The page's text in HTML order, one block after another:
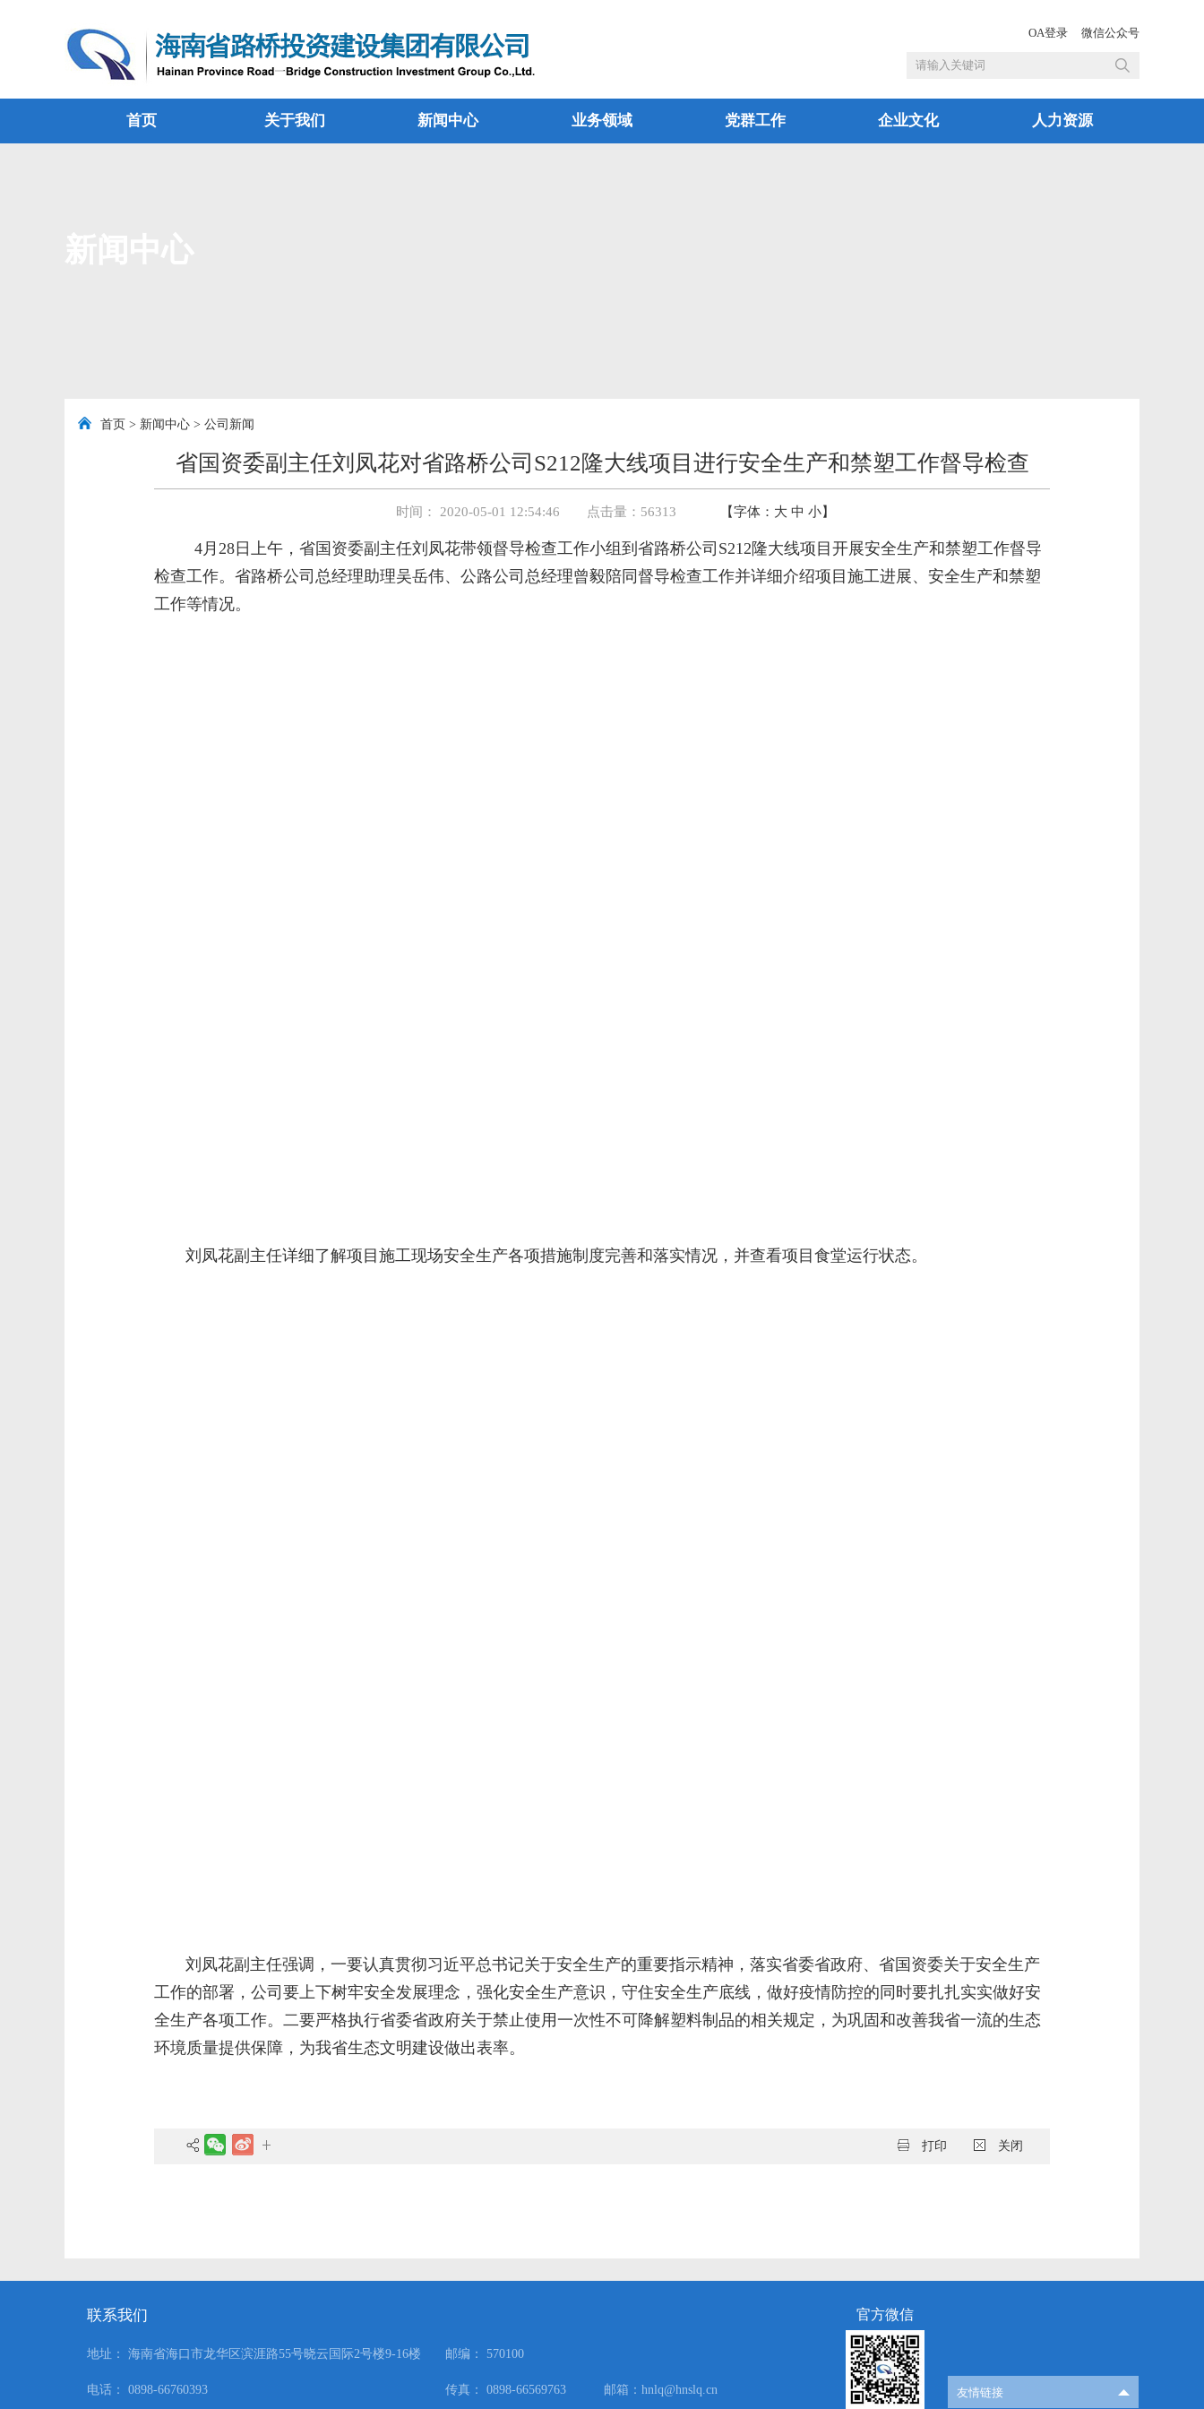
OA登录 微信公众号
首页 关于我们 新闻中心 业务领域 党群工作 企业文化 人力资源
首页 > 新闻中心 > 公司新闻
省国资委副主任刘凤花对省路桥公司S212隆大线项目进行安全生产和禁塑工作督导检查
时间： 2020-05-01 12:54:46 点击量： 56313 【字体： 大 中 小】
4月28日上午，省国资委副主任刘凤花带领督导检查工作小组到省路桥公司S212隆大线项目开展安全生产和禁塑工作督导
检查工作。省路桥公司总经理助理吴岳伟、公路公司总经理曾毅陪同督导检查工作并详细介绍项目施工进展、安全生产和禁塑
工作等情况。
刘凤花副主任详细了解项目施工现场安全生产各项措施制度完善和落实情况，并查看项目食堂运行状态。
刘凤花副主任强调，一要认真贯彻习近平总书记关于安全生产的重要指示精神，落实省委省政府、省国资委关于安全生产
工作的部署，公司要上下树牢安全发展理念，强化安全生产意识，守住安全生产底线，做好疫情防控的同时要扎扎实实做好安
全生产各项工作。二要严格执行省委省政府关于禁止使用一次性不可降解塑料制品的相关规定，为巩固和改善我省一流的生态
环境质量提供保障，为我省生态文明建设做出表率。
打印 关闭
联系我们
地址： 海南省海口市龙华区滨涯路55号晓云国际2号楼9-16楼 邮编： 570100
电话： 0898-66760393 传真： 0898-66569763 邮箱：hnlq@hnslq.cn
官方微信
友情链接